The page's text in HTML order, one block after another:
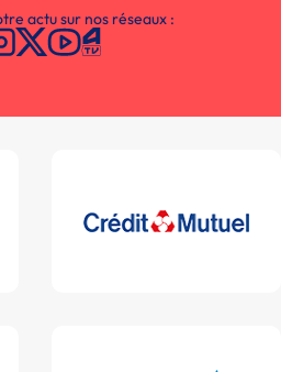
actu sur nos réseaux :